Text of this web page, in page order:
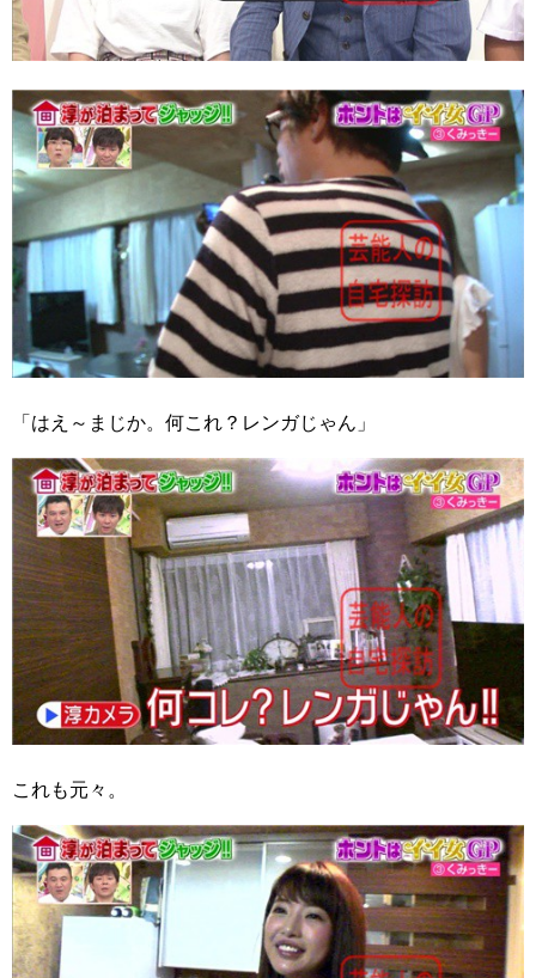
「はえ～まじか。何これ？レンガじゃん」
これも元々。